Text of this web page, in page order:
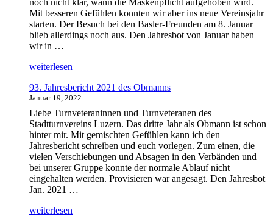
Mit besseren Gefühlen konnten wir aber ins neue Vereinsjahr
starten. Der Besuch bei den Basler-Freunden am 8. Januar
blieb allerdings noch aus. Den Jahresbot von Januar haben
wir in …
„94.
2022
des
Obmanns“
weiterlesen
93. Jahresbericht 2021 des Obmanns
Januar 19, 2022
Liebe Turnveteraninnen und Turnveteranen des
Stadtturnvereins Luzern. Das dritte Jahr als Obmann ist schon
hinter mir. Mit gemischten Gefühlen kann ich den
Jahresbericht schreiben und euch vorlegen. Zum einen, die
vielen Verschiebungen und Absagen in den Verbänden und
bei unserer Gruppe konnte der normale Ablauf nicht
eingehalten werden. Provisieren war angesagt. Den Jahresbot
Jan. 2021 …
„93.
weiterlesen